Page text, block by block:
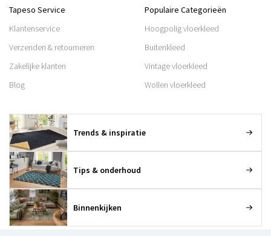
Tapeso Service
Klantenservice
Verzenden & retourneren
Zakelijke klanten
Blog
Populaire Categorieën
Hoogpolig vloerkleed
Buitenkleed
Vintage vloerkleed
Wollen vloerkleed
Trends & inspiratie
Tips & onderhoud
Binnenkijken